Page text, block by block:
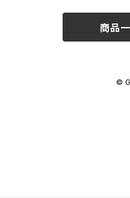
商品
©